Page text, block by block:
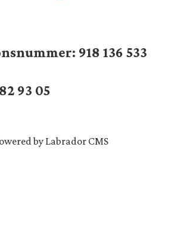
918 136 533
93 05
by Labrador CMS